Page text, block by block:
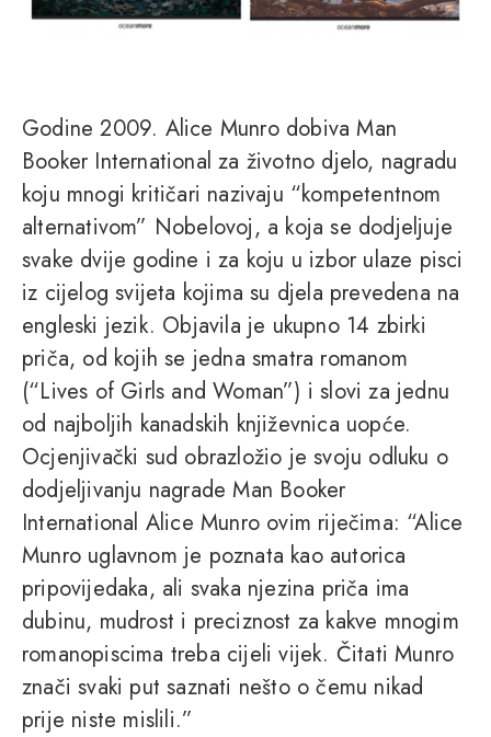
Godine 2009. Alice Munro dobiva Man
Booker International za životno djelo, nagradu
koju mnogi kritičari nazivaju “kompetentnom
alternativom” Nobelovoj, a koja se dodjeljuje
svake dvije godine i za koju u izbor ulaze pisci
iz cijelog svijeta kojima su djela prevedena na
engleski jezik. Objavila je ukupno 14 zbirki
priča, od kojih se jedna smatra romanom
(“Lives of Girls and Woman”) i slovi za jednu
od najboljih kanadskih književnica uopće.
Ocjenjivački sud obrazložio je svoju odluku o
dodjeljivanju nagrade Man Booker
International Alice Munro ovim riječima: “Alice
Munro uglavnom je poznata kao autorica
pripovijedaka, ali svaka njezina priča ima
dubinu, mudrost i preciznost za kakve mnogim
romanopiscima treba cijeli vijek. Čitati Munro
znači svaki put saznati nešto o čemu nikad
prije niste mislili.”